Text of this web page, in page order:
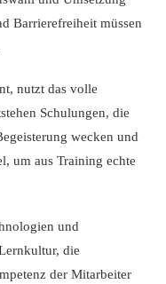
Barrierefreiheit müssen
nutzt das volle
Schulungen, die
wecken und
um aus Training echte
und
die
der Mitarbeiter